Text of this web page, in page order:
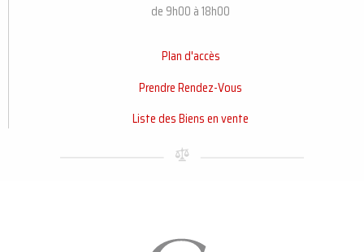
de 9h00 à 18h00
Plan d'accès
Prendre Rendez-Vous
Liste des Biens en vente